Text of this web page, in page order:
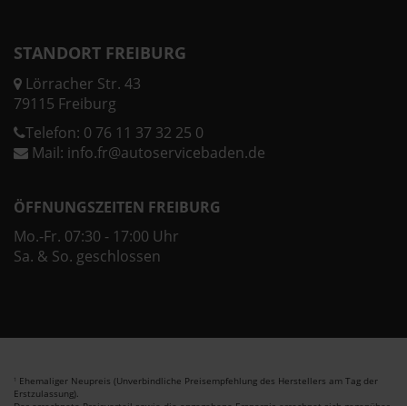
STANDORT FREIBURG
Lörracher Str. 43
79115 Freiburg
Telefon: 0 76 11 37 32 25 0
Mail: info.fr@autoservicebaden.de
ÖFFNUNGSZEITEN FREIBURG
Mo.-Fr. 07:30 - 17:00 Uhr
Sa. & So. geschlossen
1 Ehemaliger Neupreis (Unverbindliche Preisempfehlung des Herstellers am Tag der
Erstzulassung).